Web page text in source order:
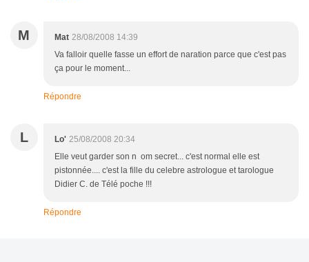
M Mat 28/08/2008 14:39
Va falloir quelle fasse un effort de naration parce que c'est pas
ça pour le moment...
Répondre
L Lo' 25/08/2008 20:34
Elle veut garder son n om secret... c'est normal elle est
pistonnée.... c'est la fille du celebre astrologue et tarologue
Didier C. de Télé poche !!!
Répondre